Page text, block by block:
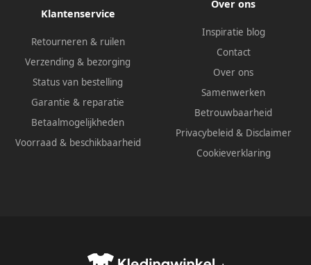
Klantenservice
Retourneren & ruilen
Verzending & bezorging
Status van bestelling
Garantie & reparatie
Betaalmogelijkheden
Voorraad & beschikbaarheid
Over ons
Inspiratie blog
Contact
Over ons
Samenwerken
Betrouwbaarheid
Privacybeleid & Disclaimer
Cookieverklaring